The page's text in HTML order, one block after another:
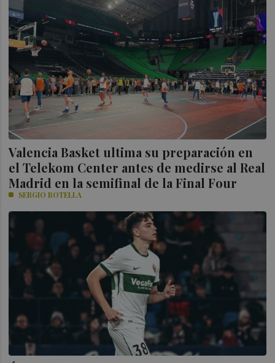
Valencia Basket ultima su preparación en
el Telekom Center antes de medirse al Real
Madrid en la semifinal de la Final Four
SERGIO BOTELLA